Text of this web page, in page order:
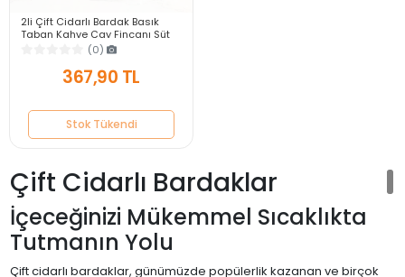
2li Çift Cidarlı Bardak Basık
Taban Kahve Çay Fincanı Süt
Çay Kahve Su Bardağı Kulplu
(0)
367,90 TL
Stok Tükendi
Çift Cidarlı Bardaklar
İçeceğinizi Mükemmel Sıcaklıkta
Tutmanın Yolu
Çift cidarlı bardaklar, günümüzde popülerlik kazanan ve birçok